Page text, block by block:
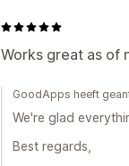
Works great as of
GoodApps heeft
We're glad
Best regards,